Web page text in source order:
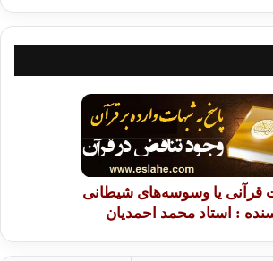
قرآنی یا وسوسه‌های شیطانی
: استاد محمد احمدیان